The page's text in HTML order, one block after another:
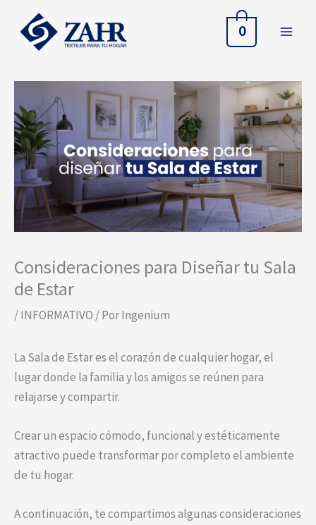
contenido
0
Consideraciones para Diseñar tu Sala
de Estar
/INFORMATIVO / PorIngenium
La Sala de Estar es el corazón de cualquier hogar, el
lugar donde la familia y los amigos se reúnen para
relajarse y compartir.
Crear un espacio cómodo, funcional y estéticamente
atractivo puede transformar por completo el ambiente
de tu hogar.
A continuación, te compartimos algunas consideraciones